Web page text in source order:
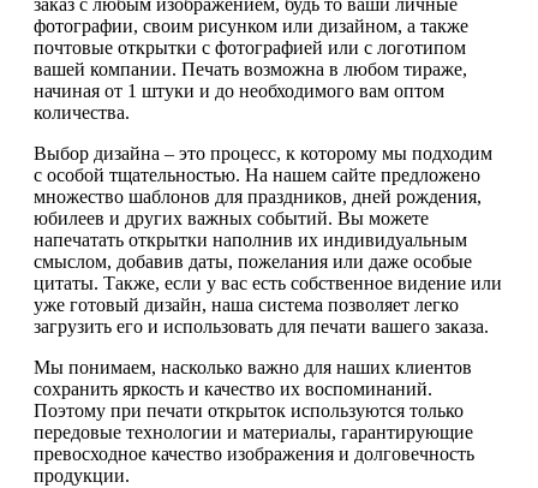
заказ с любым изображением, будь то ваши личные
фотографии, своим рисунком или дизайном, а также
почтовые открытки с фотографией или с логотипом
вашей компании. Печать возможна в любом тираже,
начиная от 1 штуки и до необходимого вам оптом
количества.
Выбор дизайна – это процесс, к которому мы подходим
с особой тщательностью. На нашем сайте предложено
множество шаблонов для праздников, дней рождения,
юбилеев и других важных событий. Вы можете
напечатать открытки наполнив их индивидуальным
смыслом, добавив даты, пожелания или даже особые
цитаты. Также, если у вас есть собственное видение или
уже готовый дизайн, наша система позволяет легко
загрузить его и использовать для печати вашего заказа.
Мы понимаем, насколько важно для наших клиентов
сохранить яркость и качество их воспоминаний.
Поэтому при печати открыток используются только
передовые технологии и материалы, гарантирующие
превосходное качество изображения и долговечность
продукции.